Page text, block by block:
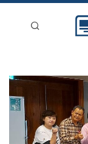
新聞稿分類
登入
刊登